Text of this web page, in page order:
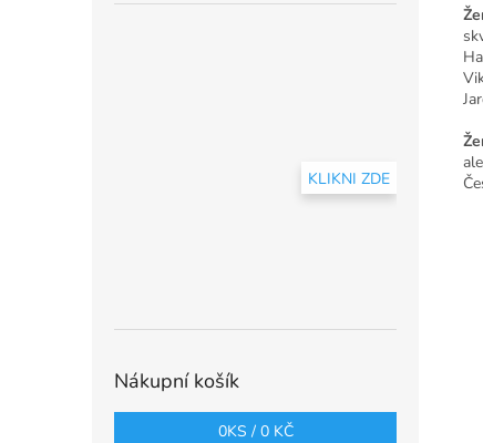
KLIKNI ZDE
Nákupní košík
0KS / 0 KČ